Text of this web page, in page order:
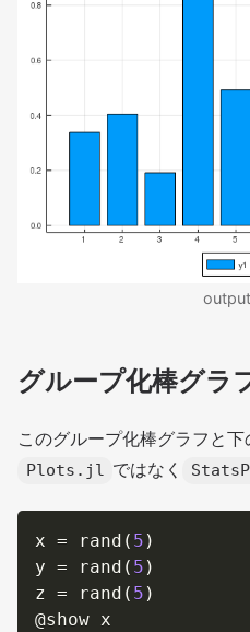
グループ化棒グラ
このグループ化棒グラフと
Plots.jl ではなく
x = rand ( 5 )
y = rand ( 5 )
z = rand ( 5 )
@show x